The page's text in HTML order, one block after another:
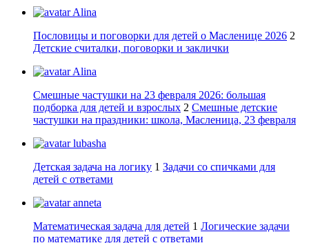
Alina
Пословицы и поговорки для детей о Масленице 2026 2
Детские считалки, поговорки и заклички
Alina
Смешные частушки на 23 февраля 2026: большая
подборка для детей и взрослых 2 Смешные детские
частушки на праздники: школа, Масленица, 23 февраля
lubasha
Детская задача на логику 1 Задачи со спичками для
детей с ответами
anneta
Математическая задача для детей 1 Логические задачи
по математике для детей с ответами